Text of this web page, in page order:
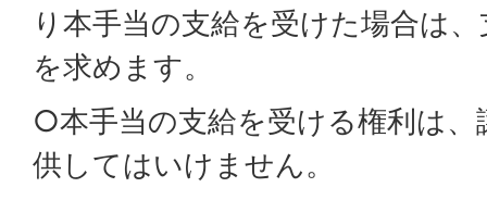
り本手当の支給を受けた場合は
を求めます。
○本手当の支給を受ける権利は、
供してはいけません。